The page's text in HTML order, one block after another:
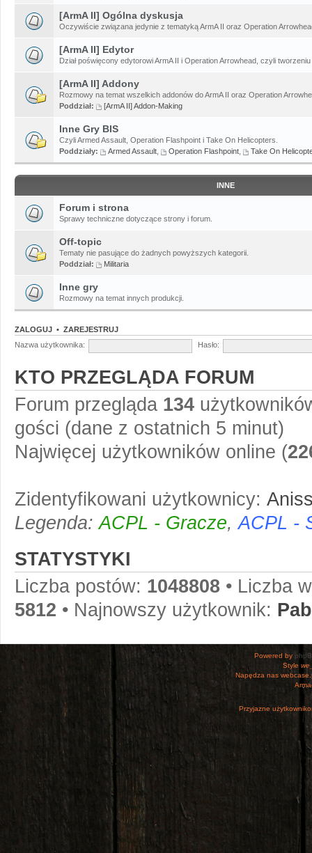
[ArmA II] Ogólna dyskusja
Oczywiście związana jedynie z tematyką ArmA II oraz Operation
[ArmA II] Edytor
Dział poświęcony edytorowi ArmA II i Operation Arrowhead, czyli tworzeniu
[ArmA II] Addony
Rozmowy na temat wszelkich addonów do ArmA II oraz Operation
Poddział:
[ArmA II] Addon-Making
Inne Gry BIS
Czyli Armed Assault, Operation Flashpoint i Take On Helicopters.
Poddziały:
Armed Assault Operation Flashpoint Take On
INNE
Forum i strona
Sprawy techniczne dotyczące strony i forum.
Off-topic
Tematy nie pasujące do żadnych powyższych kategorii.
Poddział:
Militaria
Inne gry
Rozmowy na temat innych produkcji.
ZALOGUJ • ZAREJESTRUJ
Nazwa użytkownika:
Hasło:
KTO PRZEGLĄDA FORUM
Forum przegląda 134
gości (dane z ostatnich 5 minut)
Najwięcej użytkowników online (
Zidentyfikowani użytkownicy:
Legenda:ACPL - Gracze,ACPL -
STATYSTYKI
Liczba postów: 1048808 • Liczba
5812 • Najnowszy użytkownik:
Powered by
Style
Napędza nas
Przyjazne